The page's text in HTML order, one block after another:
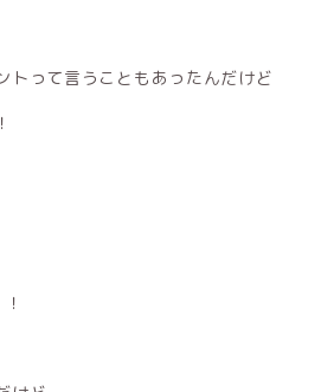
トって言うこともあったんだけど